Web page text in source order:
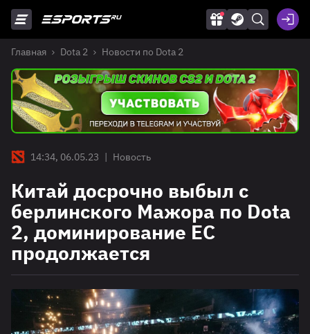
Главная Dota 2 Новости по Dota 2
14:34, 06.05.23 | Новость
Китай досрочно выбыл с
берлинского Мажора по Dota
2, доминирование ЕС
продолжается